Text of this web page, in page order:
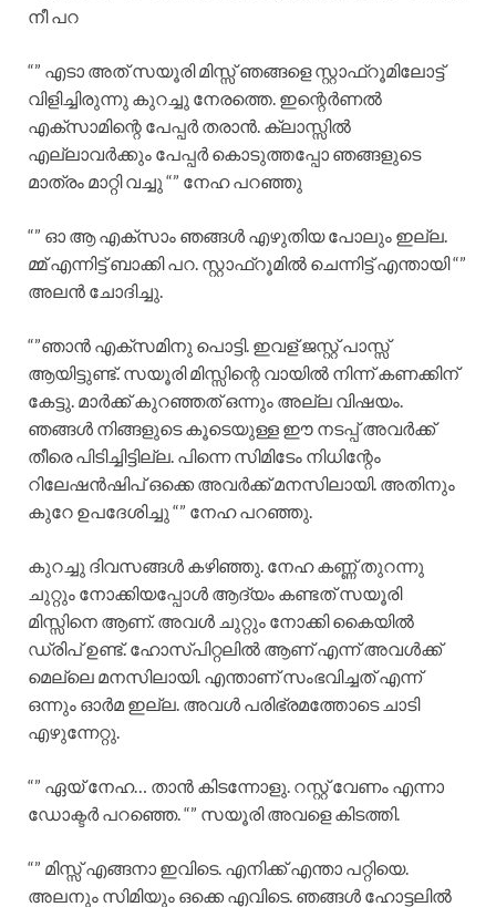
നീ പറ
“” എടാ അത് സയൂരി മിസ്സ്‌ ഞങ്ങളെ സ്റ്റാഫ്റൂമിലോട്ട്
വിളിച്ചിരുന്നു കുറച്ചു നേരത്തെ. ഇന്റെർണൽ
എക്സാമിന്റെ പേപ്പർ തരാൻ. ക്ലാസ്സിൽ
എല്ലാവർക്കും പേപ്പർ കൊടുത്തപ്പോ ഞങ്ങളുടെ
മാത്രം മാറ്റി വച്ചു “” നേഹ പറഞ്ഞു
“” ഓ ആ എക്സാം ഞങ്ങൾ എഴുതിയ പോലും ഇല്ല.
മ്മ് എന്നിട്ട് ബാക്കി പറ. സ്റ്റാഫ്റൂമിൽ ചെന്നിട്ട് എന്തായി “”
അലൻ ചോദിച്ചു.
“”ഞാൻ എക്സമിനു പൊട്ടി. ഇവള് ജസ്റ്റ്‌ പാസ്സ്
ആയിട്ടുണ്ട്. സയൂരി മിസ്സിന്റെ വായിൽ നിന്ന് കണക്കിന്
കേട്ടു. മാർക്ക്‌ കുറഞ്ഞത് ഒന്നും അല്ല വിഷയം.
ഞങ്ങൾ നിങ്ങളുടെ കൂടെയുള്ള ഈ നടപ്പ് അവർക്ക്
തീരെ പിടിച്ചിട്ടില്ല. പിന്നെ സിമിടേം നിധിന്റേം
റിലേഷൻഷിപ് ഒക്കെ അവർക്ക് മനസിലായി. അതിനും
കുറേ ഉപദേശിച്ചു “” നേഹ പറഞ്ഞു.
കുറച്ചു ദിവസങ്ങൾ കഴിഞ്ഞു. നേഹ കണ്ണ് തുറന്നു
ചുറ്റും നോക്കിയപ്പോൾ ആദ്യം കണ്ടത് സയൂരി
മിസ്സിനെ ആണ്. അവൾ ചുറ്റും നോക്കി കൈയിൽ
ഡ്രിപ് ഉണ്ട്. ഹോസ്പിറ്റലിൽ ആണ് എന്ന് അവൾക്ക്
മെല്ലെ മനസിലായി. എന്താണ് സംഭവിച്ചത് എന്ന്
ഒന്നും ഓർമ ഇല്ല. അവൾ പരിഭ്രമത്തോടെ ചാടി
എഴുന്നേറ്റു.
“” ഏയ്‌ നേഹ… താൻ കിടന്നോളു. റസ്റ്റ്‌ വേണം എന്നാ
ഡോക്ടർ പറഞ്ഞെ. “” സയൂരി അവളെ കിടത്തി.
“” മിസ്സ്‌ എങ്ങനാ ഇവിടെ. എനിക്ക് എന്താ പറ്റിയെ.
അലനും സിമിയും ഒക്കെ എവിടെ. ഞങ്ങൾ ഹോട്ടലിൽ